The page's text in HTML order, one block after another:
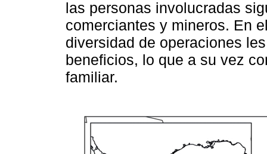
las personas involucradas
comerciantes y mineros. En
diversidad de operaciones
beneficios, lo que a su vez
familiar.